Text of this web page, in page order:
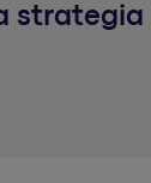
davvero